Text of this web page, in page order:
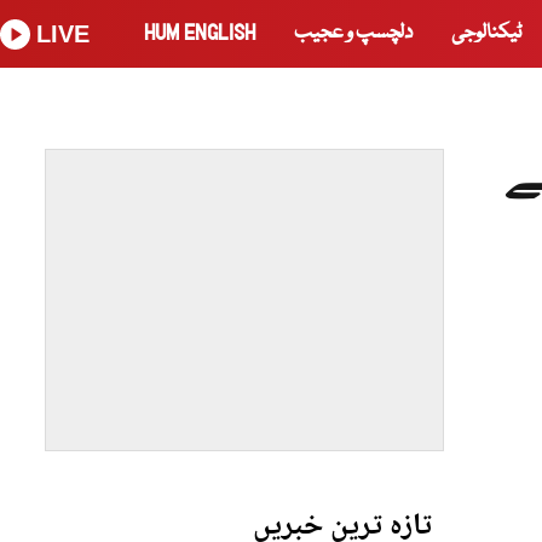
ٹیکنالوجی دلچسپ و عجیب HUM ENGLISH
LIVE
تازہ ترین خبریں